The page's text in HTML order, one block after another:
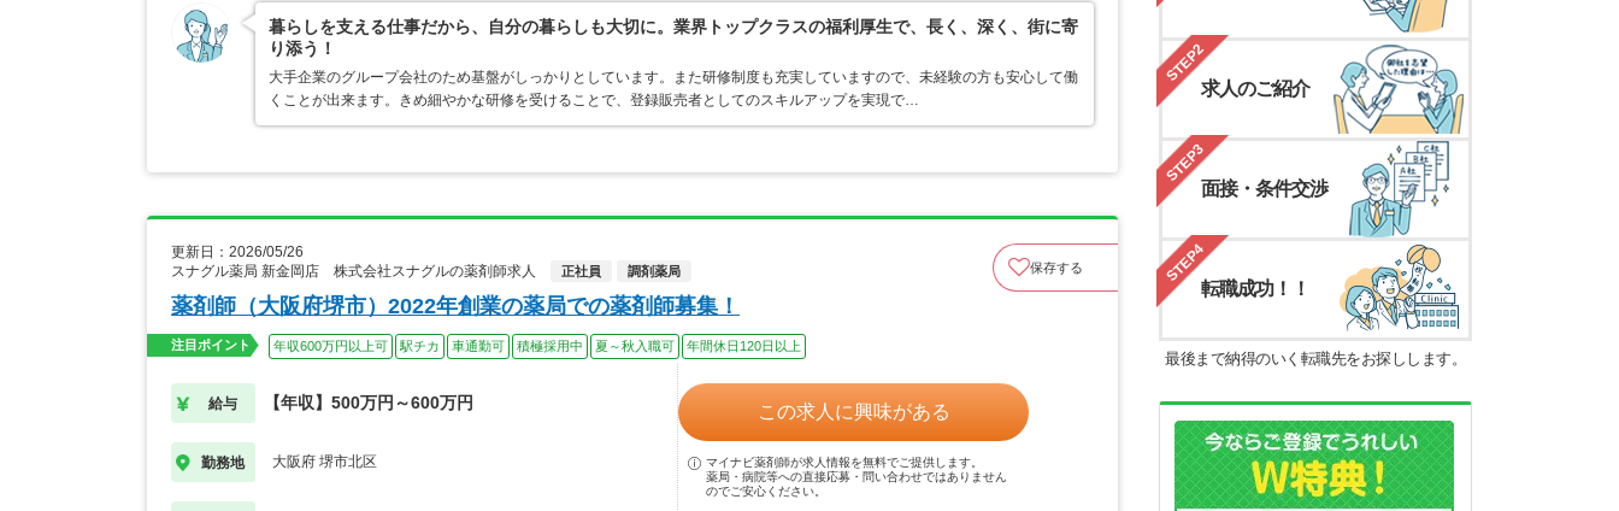
暮らしを支える仕事だから、自分の暮らしも大切に。業界トップクラスの福利厚生で、長く、深く、街に寄
り添う！
大手企業のグループ会社のため基盤がしっかりとしています。また研修制度も充実していますので、未経験の方も安心して働
くことが出来ます。きめ細やかな研修を受けることで、登録販売者としてのスキルアップを実現で…
更新日：2026/05/26
スナグル薬局 新金岡店 株式会社スナグルの薬剤師求人
正社員 調剤薬局 保存する
薬剤師（大阪府堺市）2022年創業の薬局での薬剤師募集！
注目ポイント 年収600万円以上可 駅チカ 車通勤可 積極採用中 夏～秋入職可 年間休日120日以上
給与 【年収】500万円～600万円
勤務地 大阪府 堺市北区
この求人に興味がある
マイナビ薬剤師が求人情報を無料でご提供します。
薬局・病院等への直接応募・問い合わせではありません
のでご安心ください。
STEP2
求人のご紹介
STEP3
面接・条件交渉
STEP4
転職成功！！
最後まで納得のいく転職先をお探しします。